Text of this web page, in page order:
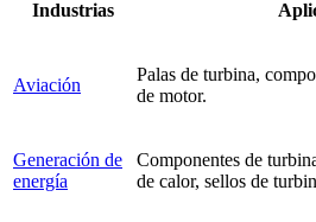
Industrias
Aviación
Palas de turbina,
de motor.
Generación de
energía
Componentes de
de calor, sellos de